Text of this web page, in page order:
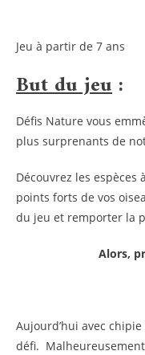
Jeu à partir de 7 ans
But du jeu :
Défis Nature vous
plus surprenants de
Découvrez les
points forts de vos
du jeu et remporter la
Alors,
Aujourd’hui avec
défi.